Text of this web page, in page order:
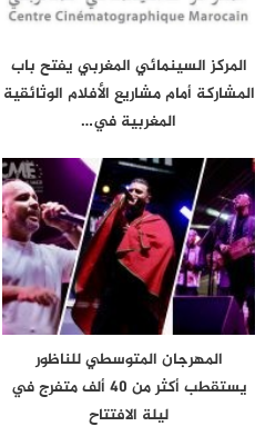
المركز السينمائي المغربي يفتح باب
المشاركة أمام مشاريع الأفلام الوثائقية
المغربية في…
المهرجان المتوسطي للناظور
يستقطب أكثر من 40 ألف متفرج في
ليلة الافتتاح